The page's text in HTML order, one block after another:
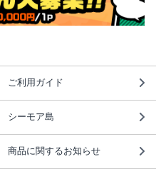
ご利用ガイド
シーモア島
商品に関するお知らせ